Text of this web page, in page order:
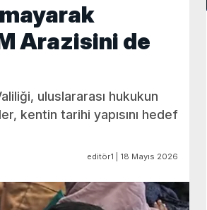
Arazisini de
uluslararası hukukun
kentin tarihi yapısını hedef
editör1 | 18 Mayıs 2026